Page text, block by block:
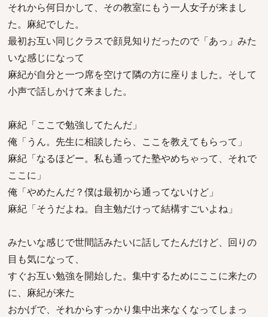
それから何日かして、その教室にもう一人女子が来まし
た。麻紀でした。
最初お互い同じクラスで顔見知りだったので「あっ」みた
いな感じになって
麻紀が自分と一つ席を空けて隣の方に座りました。そして
小声で話しかけて来ました。
麻紀「ここで勉強してたんだ」
俺「うん。先生に相談したら、ここを教えてもらって」
麻紀「なるほどー。私も通ってた塾やめちゃって、それで
ここに」
俺「やめたんだ？僕は最初から通ってないけど」
麻紀「そうだよね。自主勉だけって結構すごいよね」
みたいな感じで世間話みたいに話してたんだけど、回りの
目も気になって、
すぐお互い勉強を開始した。集中するためにここに来たの
に、麻紀が来た
おかげで、それからすっかり集中出来なくなってしまっ